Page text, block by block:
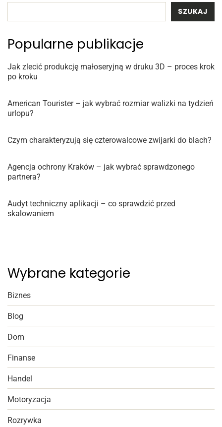
SZUKAJ
Popularne publikacje
Jak zlecić produkcję małoseryjną w druku 3D – proces krok
po kroku
American Tourister – jak wybrać rozmiar walizki na tydzień
urlopu?
Czym charakteryzują się czterowalcowe zwijarki do blach?
Agencja ochrony Kraków – jak wybrać sprawdzonego
partnera?
Audyt techniczny aplikacji – co sprawdzić przed
skalowaniem
Wybrane kategorie
Biznes
Blog
Dom
Finanse
Handel
Motoryzacja
Rozrywka